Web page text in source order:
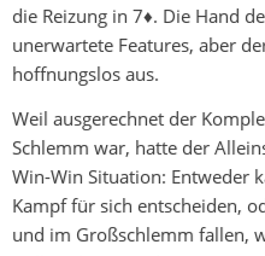
die Reizung in 7♦. Die Hand
unerwartete Features, aber
hoffnungslos aus.
Weil ausgerechnet der
Schlemm war, hatte der
Win-Win Situation: Entweder
Kampf für sich entscheiden,
und im Großschlemm fallen,